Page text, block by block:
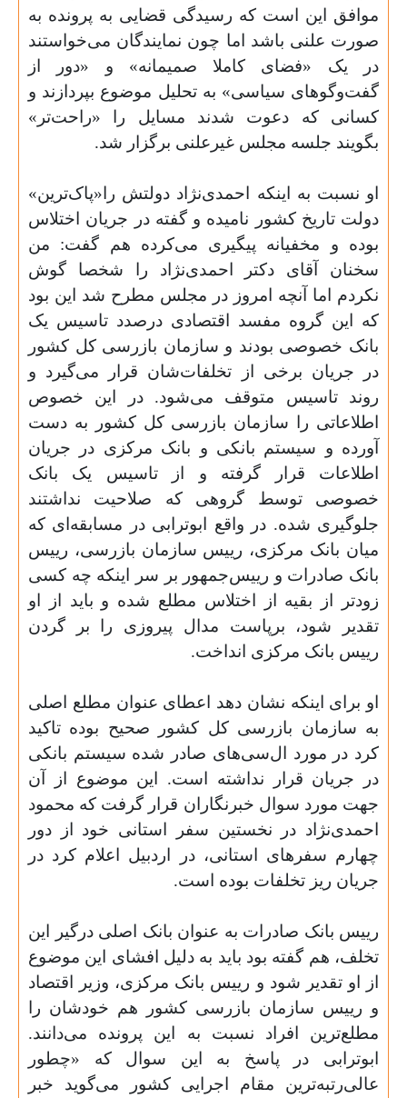
موافق این است که رسیدگی قضایی به پرونده به
صورت علنی باشد اما چون نمایندگان می‌خواستند
در یک «فضای کاملا صمیمانه» و «دور از
گفت‌وگوهای سیاسی» به تحلیل موضوع بپردازند و
کسانی که دعوت شدند مسایل را «راحت‌تر»
بگویند جلسه مجلس غیرعلنی برگزار شد.
او نسبت به اینکه احمدی‌نژاد دولتش را«پاک‌ترین»
دولت تاریخ کشور نامیده و گفته در جریان اختلاس
بوده و مخفیانه پیگیری می‌کرده هم گفت: من
سخنان آقای دکتر احمدی‌نژاد را شخصا گوش
نکردم اما آنچه امروز در مجلس مطرح شد این بود
که این گروه مفسد اقتصادی درصدد تاسیس یک
بانک خصوصی بودند و سازمان بازرسی کل کشور
در جریان برخی از تخلفات‌شان قرار می‌گیرد و
روند تاسیس متوقف می‌شود. در این خصوص
اطلاعاتی را سازمان بازرسی کل کشور به دست
آورده و سیستم بانکی و بانک مرکزی در جریان
اطلاعات قرار گرفته و از تاسیس یک بانک
خصوصی توسط گروهی که صلاحیت نداشتند
جلو‌گیری شده. در واقع ابوترابی در مسابقه‌ای که
میان بانک مرکزی، رییس سازمان بازرسی، رییس
بانک صادرات و رییس‌جمهور بر سر اینکه چه کسی
زود‌تر از بقیه از اختلاس مطلع شده و باید از او
تقدیر شود، برپاست مدال پیروزی را بر گردن
رییس بانک مرکزی انداخت.
او برای اینکه نشان دهد اعطای عنوان مطلع اصلی
به سازمان بازرسی کل کشور صحیح بوده تاکید
کرد در مورد ال‌سی‌های صادر شده سیستم بانکی
در جریان قرار نداشته است. این موضوع از آن
جهت مورد سوال خبرنگاران قرار گرفت که محمود
احمدی‌نژاد در نخستین سفر استانی خود از دور
چهارم سفرهای استانی، در اردبیل اعلام کرد در
جریان ریز تخلفات بوده است.
رییس بانک صادرات به عنوان بانک اصلی در‌گیر این
تخلف، هم گفته بود باید به دلیل افشای این موضوع
از او تقدیر شود و رییس بانک مرکزی، وزیر اقتصاد
و رییس سازمان بازرسی کشور هم خودشان را
مطلع‌ترین افراد نسبت به این پرونده می‌دانند.
ابوترابی در پاسخ به این سوال که «چطور
عالی‌رتبه‌ترین مقام اجرایی کشور می‌گوید خبر